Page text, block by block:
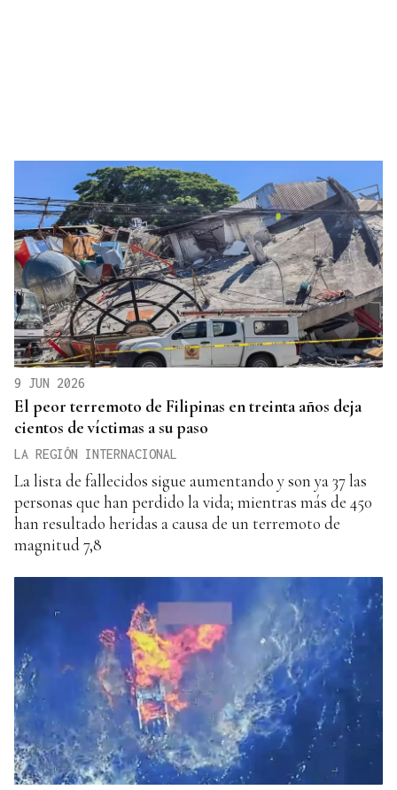
9 JUN 2026
El peor terremoto de Filipinas en treinta años deja
cientos de víctimas a su paso
LA REGIÓN INTERNACIONAL
La lista de fallecidos sigue aumentando y son ya 37 las
personas que han perdido la vida; mientras más de 450
han resultado heridas a causa de un terremoto de
magnitud 7,8